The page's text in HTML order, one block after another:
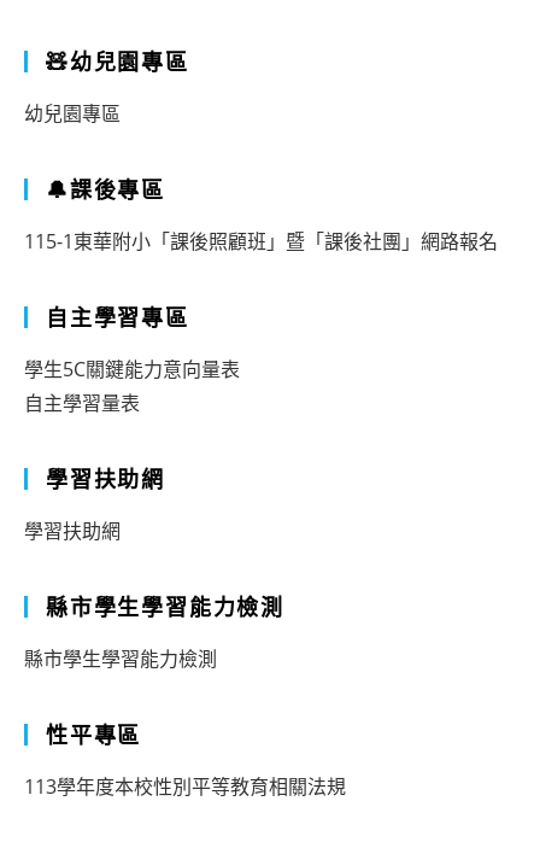
🧸幼兒園專區
幼兒園專區
🔔課後專區
115-1東華附小「課後照顧班」暨「課後社團」網路報名
自主學習專區
學生5C關鍵能力意向量表
自主學習量表
學習扶助網
學習扶助網
縣市學生學習能力檢測
縣市學生學習能力檢測
性平專區
113學年度本校性別平等教育相關法規